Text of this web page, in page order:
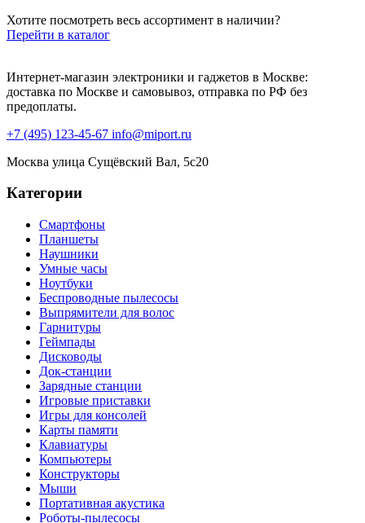
Хотите посмотреть весь ассортимент в наличии?
Перейти в каталог
Интернет-магазин электроники и гаджетов в Москве:
доставка по Москве и самовывоз, отправка по РФ без
предоплаты.
+7 (495) 123-45-67 info@miport.ru
Москва улица Сущёвский Вал, 5с20
Категории
Смартфоны
Планшеты
Наушники
Умные часы
Ноутбуки
Беспроводные пылесосы
Выпрямители для волос
Гарнитуры
Геймпады
Дисководы
Док-станции
Зарядные станции
Игровые приставки
Игры для консолей
Карты памяти
Клавиатуры
Компьютеры
Конструкторы
Мыши
Портативная акустика
Роботы-пылесосы